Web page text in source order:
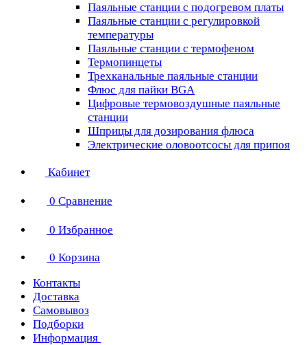
Паяльные станции с подогревом платы
Паяльные станции с регулировкой
температуры
Паяльные станции с термофеном
Термопинцеты
Трехканальные паяльные станции
Флюс для пайки BGA
Цифровые термовоздушные паяльные
станции
Шприцы для дозирования флюса
Электрические оловоотсосы для припоя
Кабинет
0 Сравнение
0 Избранное
0 Корзина
Контакты
Доставка
Самовывоз
Подборки
Информация